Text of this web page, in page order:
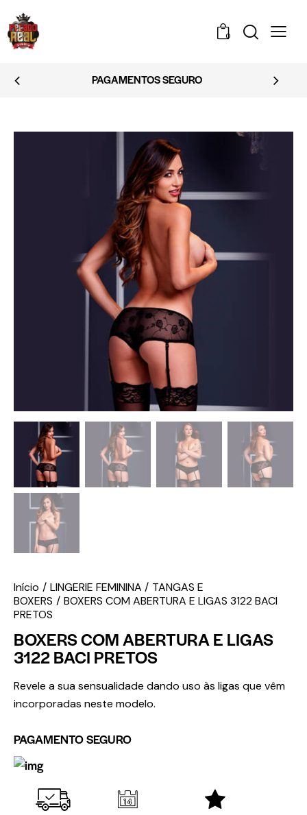
0
EMBALAGEM DISCRETA
Início LINGERIE FEMININA
TANGAS E
BOXERS
BOXERS COM ABERTURA E LIGAS 3122 BACI
PRETOS
BOXERS COM ABERTURA E LIGAS
3122 BACI PRETOS
Revele a sua sensualidade dando uso às ligas que vêm
incorporadas neste modelo.
PAGAMENTO SEGURO